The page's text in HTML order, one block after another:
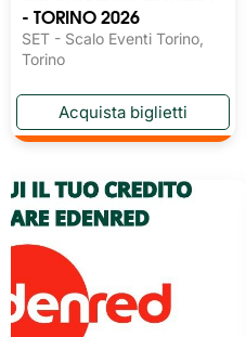
- TORINO 2026
SET - Scalo Eventi Torino,
Torino